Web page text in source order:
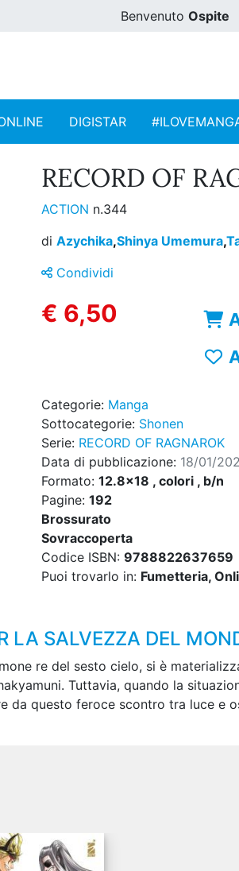
Benvenuto Ospite
DIGISTAR
RECORD OF
ACTION n.344
di Azychika,Shinya Umemura,
Condividi
€ 6,50
Categorie: Manga
Sottocategorie: Shonen
Serie: RECORD OF RAGNAROK
Data di pubblicazione: 18/01/
Formato: 12.8x18 , colori , b/n
Pagine: 192
Brossurato
Sovraccoperta
Codice ISBN: 9788822637659
Puoi trovarlo in: Fumetteria,
LA SALVEZZA DEL
re del sesto cielo, si è
Tuttavia, quando la
da questo feroce scontro tra luce e